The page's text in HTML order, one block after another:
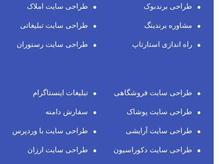
تبلیغات اینستاگرام
سفارش دامنه
طراحی سایت با وردپرس
طراحی سایت ارزان
طراحی سایت فروشگاهی
طراحی سایت پوشاک
طراحی سایت آرایشی
طراحی سایت دکوراسیون
طراحی سایت املاک
طراحی سایت تبلیغاتی
طراحی سایت رستوران
طراحی برندبوک
مشاوره برندینگ
راه اندازی استارتاپ